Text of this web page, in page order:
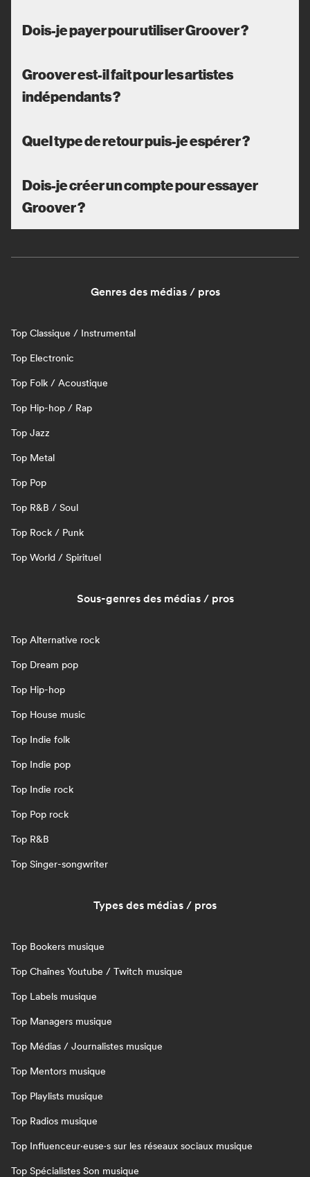
Dois-je payer pour utiliser Groover ?
Groover est-il fait pour les artistes
indépendants ?
Quel type de retour puis-je espérer ?
Dois-je créer un compte pour essayer
Groover ?
Genres des médias / pros
Top Classique / Instrumental
Top Electronic
Top Folk / Acoustique
Top Hip-hop / Rap
Top Jazz
Top Metal
Top Pop
Top R&B / Soul
Top Rock / Punk
Top World / Spirituel
Sous-genres des médias / pros
Top Alternative rock
Top Dream pop
Top Hip-hop
Top House music
Top Indie folk
Top Indie pop
Top Indie rock
Top Pop rock
Top R&B
Top Singer-songwriter
Types des médias / pros
Top Bookers musique
Top Chaînes Youtube / Twitch musique
Top Labels musique
Top Managers musique
Top Médias / Journalistes musique
Top Mentors musique
Top Playlists musique
Top Radios musique
Top Influenceur·euse·s sur les réseaux sociaux musique
Top Spécialistes Son musique